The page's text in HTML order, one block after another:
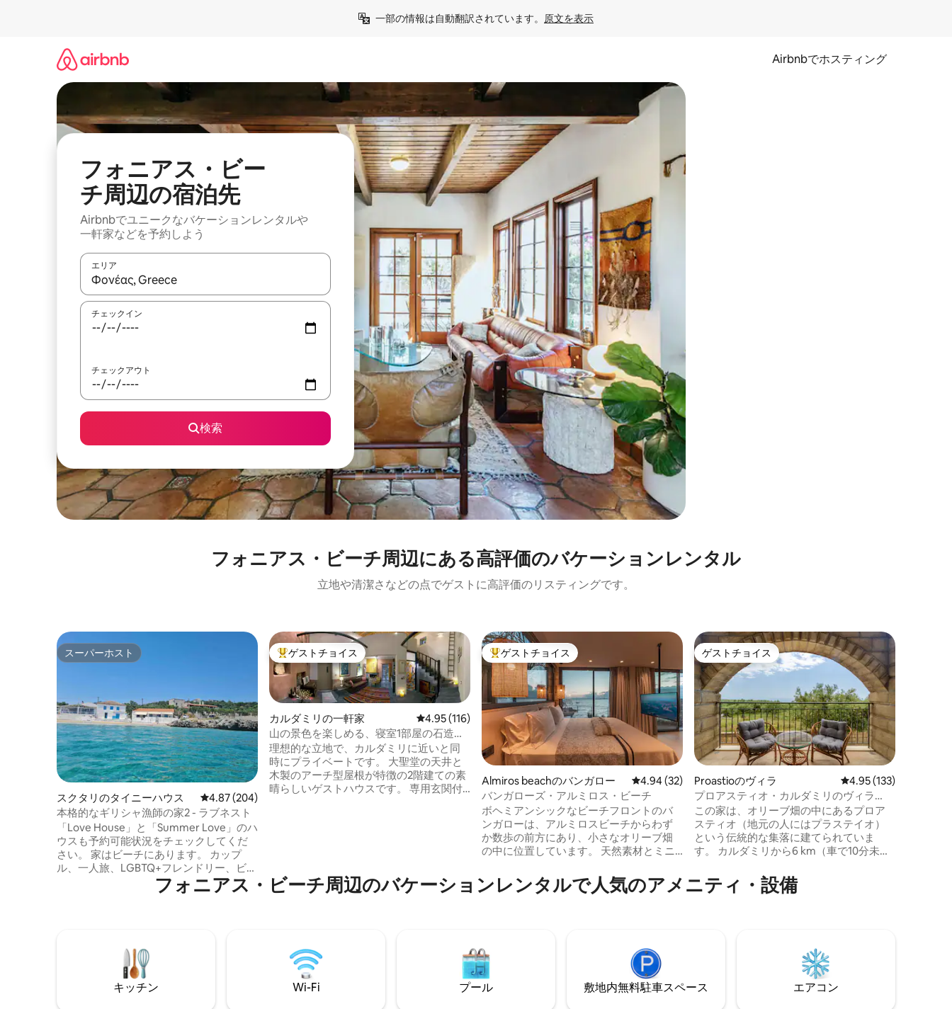
一部の情報は自動翻訳されています。 原文を表示
Airbnbでホスティング
フォニアス・ビー
チ⁠周⁠辺⁠の宿⁠泊⁠先
Airbnbでユニークなバ⁠ケ⁠ー⁠シ⁠ョ⁠ンレ⁠ン⁠タ⁠ルや
一⁠軒⁠家な⁠ど⁠を予⁠約⁠し⁠よ⁠う
エリア
検索結果が表示されたら、上下の矢印キーを使って移動するか、画面をタッチまたはスワイプして検索結果を確認することができます。
チェックイン
チェックアウト
検索
フォニアス・ビーチ⁠周⁠辺⁠に⁠あ⁠る高⁠評⁠価⁠のバ⁠ケ⁠ー⁠シ⁠ョ⁠ン⁠レ⁠ン⁠タ⁠ル
立地や清潔さなどの点でゲストに高評価のリスティングです。
スーパーホスト
スーパーホスト
スクタリのタイニーハウス レビュー204件、5つ星中4.87つ星の平均評価
4.87 (204)
本格的なギリシャ漁師の家2 - ラブネスト
「Love House」と「Summer Love」のハ
ウスも予約可能状況をチェックしてくだ
さい。 家はビーチにあります。 カップ
ル、一人旅、LGBTQ+フレンドリー、ビジ
ネス旅行者、ペットにおすすめです。 目
覚めて、食べて、生活して、眠り、夢を
の漁師の家で、かつては宿屋で、その後
は家族の住まいとなりました。 現在は3つ
の別々の家に分かれており、同じビーチ
を共有しています。
大好評のゲストチョイスです。
ゲストチョイス
カルダミリの一軒家 レビュー116件、5つ星中4.95つ星の平均評価
4.95 (116)
山の景色を楽しめる、寝室1部屋の石造り
ゲストハウス
理想的な立地で、カルダミリに近いと同
時にプライベートです。 大聖堂の天井と
木製のアーチ型屋根が特徴の2階建ての素
晴らしいゲストハウスです。 専用玄関付
海と山の素晴らしい景色が見えます。 独
自のスタイルを持つユニークな宿泊先で
大好評のゲストチョイスです。
ゲストチョイス
Almiros beachのバンガロー レビュー32件、5つ星中4.94つ星の平均評価
4.94 (32)
バンガローズ・アルミロス・ビーチ
ボヘミアンシックなビーチフロントのバ
ンガローは、アルミロスビーチからわず
か数歩の前方にあり、小さなオリーブ畑
の中に位置しています。 天然素材とミニ
ち着いた本物の海辺の雰囲気を作り出し
ています。 海の近くなので、波の音を聞
ン、本物ののんびりとした海岸体験を求
めるゲストに最適です。
ゲストチョイス
ゲストチョイス
Proastioのヴィラ レビュー133件、5つ
4.95 (133)
プロアスティオ・カルダミリのヴィラ
「ガリーニ」
この家は、オリーブ畑の中にあるプロア
スティオ（地元の人にはプラステイオ）
という伝統的な集落に建てられていま
す。 カルダミリから6 km（車で10分未
の場所にあります。 このエリアには、多
くのビーチ（整備されたものとそうでな
ツィ（約4 km）で、お子様連れに最適で
フォニアス・ビーチ⁠周⁠辺⁠のバ⁠ケ⁠ー⁠シ⁠ョ⁠ン⁠レ⁠ン⁠タ⁠ル⁠で人⁠気⁠のア⁠メ⁠ニ⁠テ⁠ィ⁠・⁠設⁠備
キッチン Wi-Fi プール 敷地内無料駐⁠車ス⁠ペ⁠ー⁠ス エアコン